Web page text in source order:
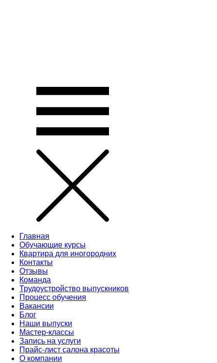
Главная
Обучающие курсы
Квартира для иногородних
Контакты
Отзывы
Команда
Трудоустройство выпускников
Процесс обучения
Вакансии
Блог
Наши выпуски
Мастер-классы
Запись на услуги
Прайс-лист салона красоты
О компании